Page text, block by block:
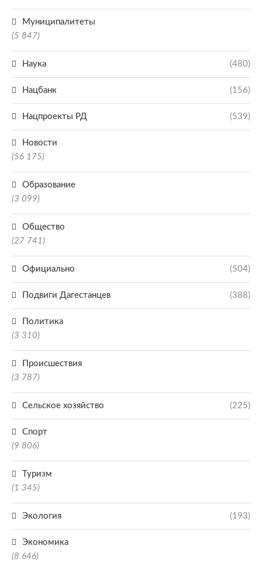
Муниципалитеты
(5 847)
Наука (480)
Нацбанк (156)
Нацпроекты РД (539)
Новости
(56 175)
Образование
(3 099)
Общество
(27 741)
Официально (504)
Подвиги Дагестанцев (388)
Политика
(3 310)
Происшествия
(3 787)
Сельское хозяйство (225)
Спорт
(9 806)
Туризм
(1 345)
Экология (193)
Экономика
(8 646)